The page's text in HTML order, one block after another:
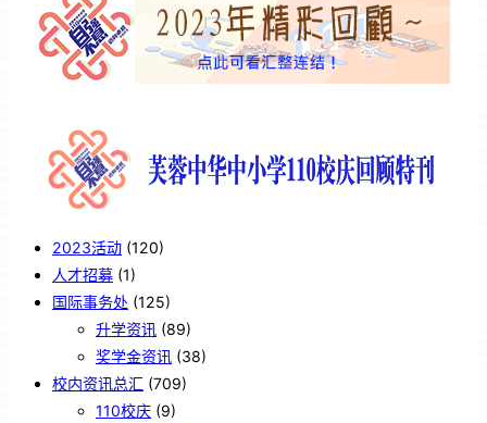
2023活动 (120)
人才招募 (1)
国际事务处 (125)
升学资讯 (89)
奖学金资讯 (38)
校内资讯总汇 (709)
110校庆 (9)